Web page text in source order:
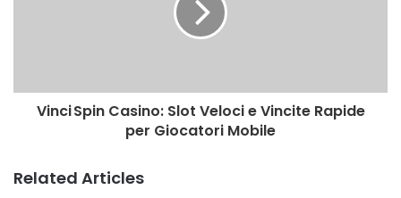
Vinci Spin Casino: Slot Veloci e Vincite Rapide
per Giocatori Mobile
Related Articles